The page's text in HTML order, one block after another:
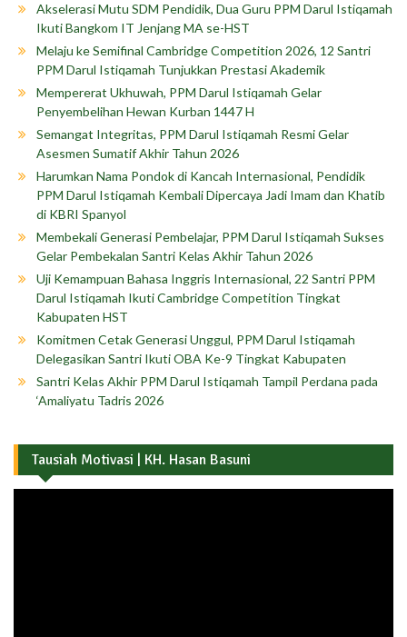
Akselerasi Mutu SDM Pendidik, Dua Guru PPM Darul Istiqamah
Ikuti Bangkom IT Jenjang MA se-HST
Melaju ke Semifinal Cambridge Competition 2026, 12 Santri
PPM Darul Istiqamah Tunjukkan Prestasi Akademik
Mempererat Ukhuwah, PPM Darul Istiqamah Gelar
Penyembelihan Hewan Kurban 1447 H
Semangat Integritas, PPM Darul Istiqamah Resmi Gelar
Asesmen Sumatif Akhir Tahun 2026
Harumkan Nama Pondok di Kancah Internasional, Pendidik
PPM Darul Istiqamah Kembali Dipercaya Jadi Imam dan Khatib
di KBRI Spanyol
Membekali Generasi Pembelajar, PPM Darul Istiqamah Sukses
Gelar Pembekalan Santri Kelas Akhir Tahun 2026
Uji Kemampuan Bahasa Inggris Internasional, 22 Santri PPM
Darul Istiqamah Ikuti Cambridge Competition Tingkat
Kabupaten HST
Komitmen Cetak Generasi Unggul, PPM Darul Istiqamah
Delegasikan Santri Ikuti OBA Ke-9 Tingkat Kabupaten
Santri Kelas Akhir PPM Darul Istiqamah Tampil Perdana pada
‘Amaliyatu Tadris 2026
Tausiah Motivasi | KH. Hasan Basuni